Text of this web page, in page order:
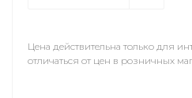
Цена действительна только для
отличаться от цен в розничных